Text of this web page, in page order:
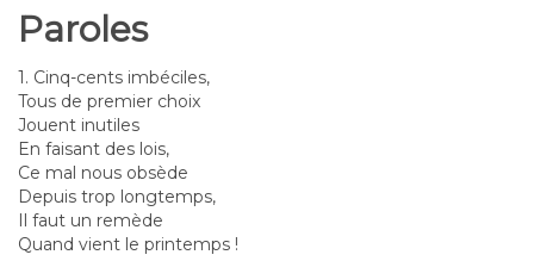
Paroles
1. Cinq-cents imbéciles,
Tous de premier choix
Jouent inutiles
En faisant des lois,
Ce mal nous obsède
Depuis trop longtemps,
Il faut un remède
Quand vient le printemps !